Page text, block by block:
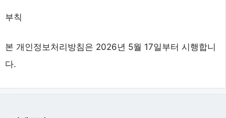
부칙
본 개인정보처리방침은 2026년 5월 17일부터 시행합니
다.